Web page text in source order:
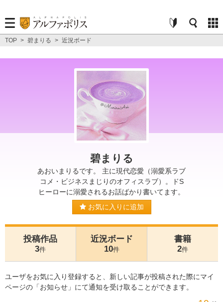
TOP > 碧まりる > 近況ボード
碧まりる
あおいまりるです。 主に現代恋愛（溺愛系ラブ
コメ・ビジネスまじりのオフィスラブ）。ドS
ヒーローに溺愛されるお話ばかり書いてます。
お気に入りに追加
投稿作品
3件
近況ボード
10件
書籍
2件
ユーザをお気に入り登録すると、新しい記事が投稿された際にマイ
ページの「お知らせ」にて通知を受け取ることができます。